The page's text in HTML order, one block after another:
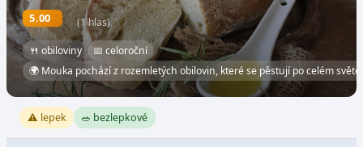
5.00 (1 hlas)
🍴 obiloviny
📅 celoroční
🌍 Mouka pochází z rozemletých obilovin, které se pěstují po celém světě.
⚠️ lepek 🥗 bezlepkové